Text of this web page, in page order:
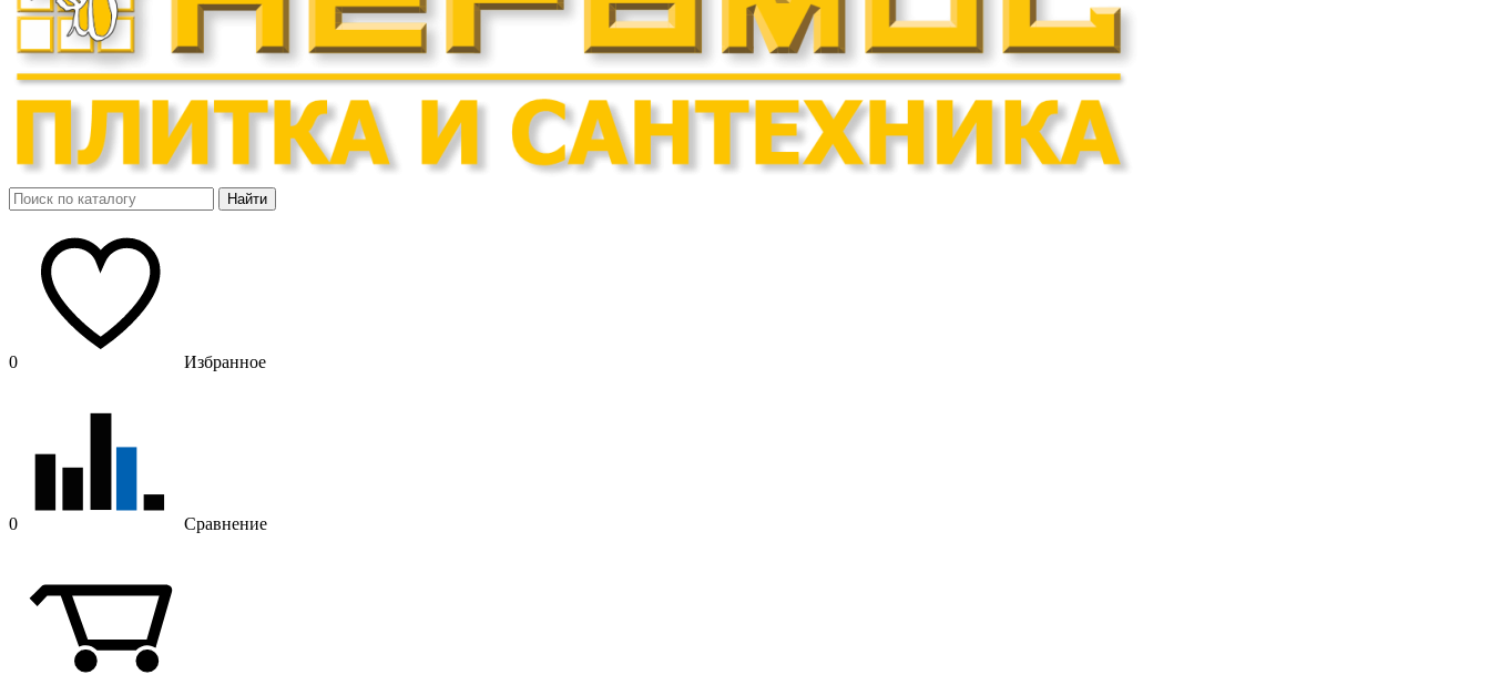
Найти
0 Избранное
0 Сравнение